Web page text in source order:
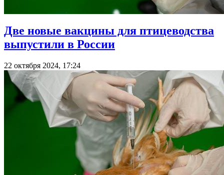
Две новые вакцины для птицеводства
выпустили в России
22 октября 2024, 17:24